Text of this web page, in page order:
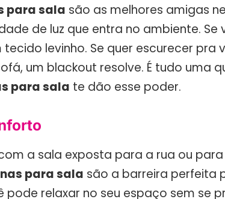
para sala são as melhores amigas
de luz que entra no ambiente. Se
levinho. Se quer escurecer pra
um blackout resolve. É tudo uma
para sala te dão esse poder.
a sala exposta para a rua ou para
para sala são a barreira perfeita
pode relaxar no seu espaço sem se